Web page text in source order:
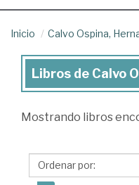
Inicio Calvo Ospina,
Libros
Calvo
Hernando
Libros de Calvo
Mostrando libros